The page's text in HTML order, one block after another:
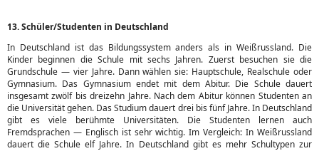
13. Schüler/Studenten in Deutschland
In Deutschland ist das Bildungssystem anders als in Weißrussland. Die
Kinder beginnen die Schule mit sechs Jahren. Zuerst besuchen sie die
Grundschule — vier Jahre. Dann wählen sie: Hauptschule, Realschule oder
Gymnasium. Das Gymnasium endet mit dem Abitur. Die Schule dauert
insgesamt zwölf bis dreizehn Jahre. Nach dem Abitur können Studenten an
die Universität gehen. Das Studium dauert drei bis fünf Jahre. In Deutschland
gibt es viele berühmte Universitäten. Die Studenten lernen auch
Fremdsprachen — Englisch ist sehr wichtig. Im Vergleich: In Weißrussland
dauert die Schule elf Jahre. In Deutschland gibt es mehr Schultypen zur